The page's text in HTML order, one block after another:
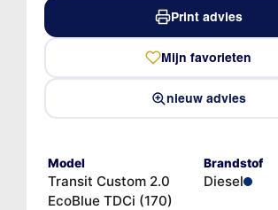
Print advies
Mijn favorieten
nieuw advies
Model
Transit Custom 2.0
EcoBlue TDCi (170)
Brandstof
Diesel